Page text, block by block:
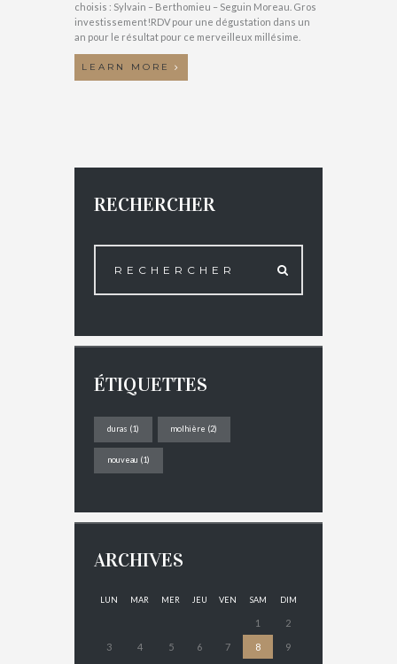
choisis : Sylvain – Berthomieu – Seguin Moreau. Gros
investissement!RDV pour une dégustation dans un
an pour le résultat pour ce merveilleux millésime.
LEARN MORE
RECHERCHER
ÉTIQUETTES
duras (1) molhière (2)
nouveau (1)
ARCHIVES
LUN MAR MER JEU VEN SAM DIM
1 2
3 4 5 6 7 8 9